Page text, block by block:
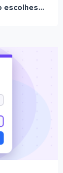
escolhes...